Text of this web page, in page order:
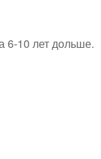
6-10 лет дольше.